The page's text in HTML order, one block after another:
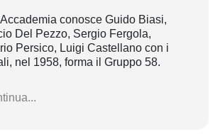
conosce Guido Biasi,
Del Pezzo, Sergio Fergola,
Persico, Luigi Castellano con i
nel 1958, forma il Gruppo 58.